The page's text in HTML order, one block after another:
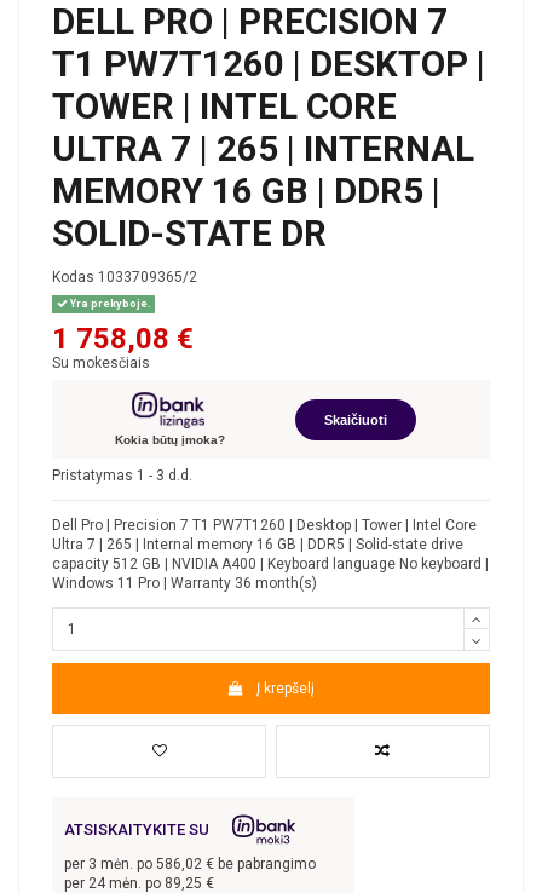
DELL PRO | PRECISION 7
T1 PW7T1260 | DESKTOP |
TOWER | INTEL CORE
ULTRA 7 | 265 | INTERNAL
MEMORY 16 GB | DDR5 |
SOLID-STATE DR
Kodas 1033709365/2
Yra prekyboje.
1 758,08 €
Su mokesčiais
Kokia būtų įmoka?
Skaičiuoti
Pristatymas 1 - 3 d.d.
Dell Pro | Precision 7 T1 PW7T1260 | Desktop | Tower | Intel Core
Ultra 7 | 265 | Internal memory 16 GB | DDR5 | Solid-state drive
capacity 512 GB | NVIDIA A400 | Keyboard language No keyboard |
Windows 11 Pro | Warranty 36 month(s)
Į krepšelį
ATSISKAITYKITE SU
per 3 mėn. po 586,02 € be pabrangimo
per 24 mėn. po 89,25 €